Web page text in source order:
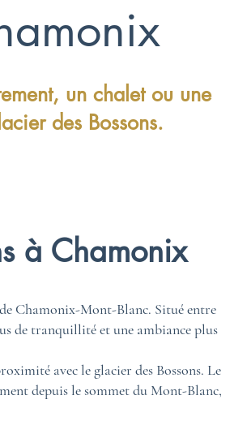
un chalet ou une
des Bossons.
à Chamonix
Chamonix-Mont-Blanc. Situé entre
de tranquillité et une ambiance plus
avec le glacier des Bossons. Le
depuis le sommet du Mont-Blanc,